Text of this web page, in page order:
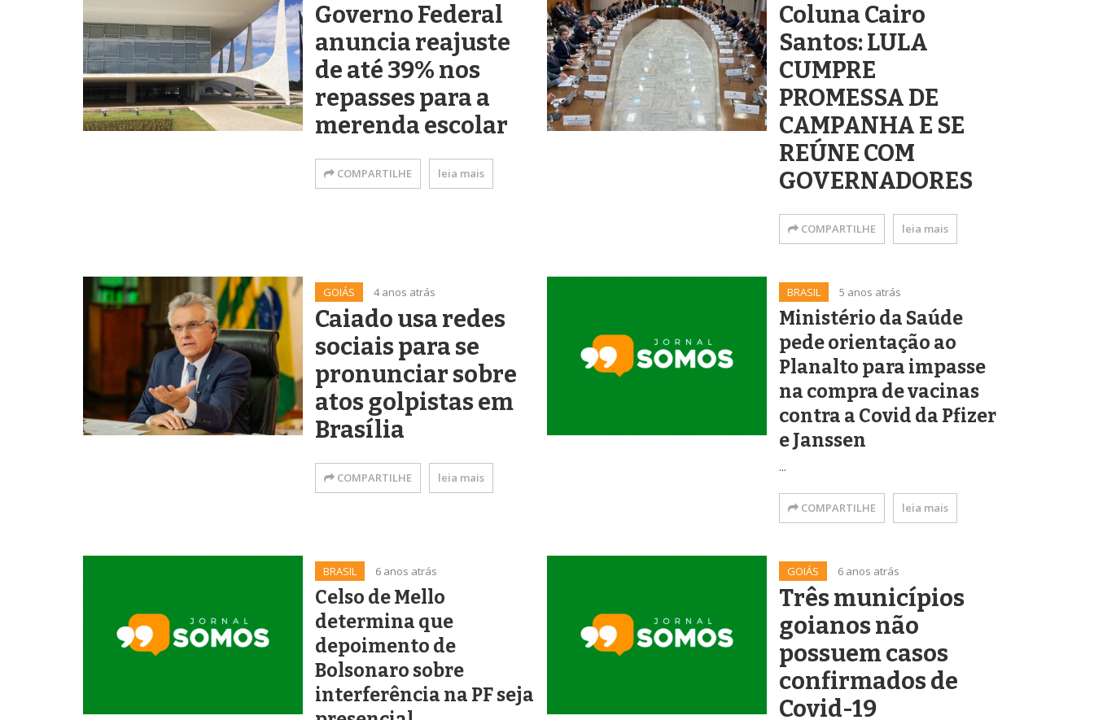
Governo Federal
anuncia reajuste
de até 39% nos
repasses para a
merenda escolar
COMPARTILHE leia mais
Coluna Cairo
Santos: LULA
CUMPRE
PROMESSA DE
CAMPANHA E SE
REÚNE COM
GOVERNADORES
COMPARTILHE leia mais
GOIÁS 4 anos atrás
Caiado usa redes
sociais para se
pronunciar sobre
atos golpistas em
Brasília
COMPARTILHE leia mais
BRASIL 5 anos atrás
Ministério da Saúde
pede orientação ao
Planalto para impasse
na compra de vacinas
contra a Covid da Pfizer
e Janssen
...
COMPARTILHE leia mais
BRASIL 6 anos atrás
Celso de Mello
determina que
depoimento de
Bolsonaro sobre
interferência na PF seja
GOIÁS 6 anos atrás
Três municípios
goianos não
possuem casos
confirmados de
Covid-19